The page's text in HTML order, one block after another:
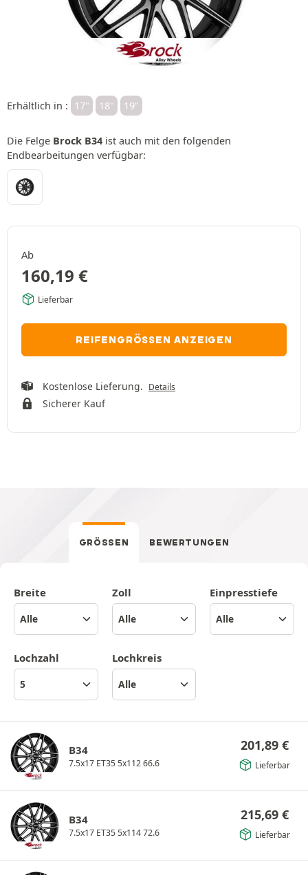
Erhältlich in : 17" 18" 19"
Die Felge Brock B34 ist auch mit den folgenden
Endbearbeitungen verfügbar:
Ab
160,19 €
Lieferbar
REIFENGRÖSSEN ANZEIGEN
Kostenlose Lieferung. Details
Sicherer Kauf
GRÖSSEN BEWERTUNGEN
Breite Zoll Einpresstiefe
Lochzahl Lochkreis
B34
7.5x17 ET35 5x112 66.6
201,89 €
Lieferbar
B34
7.5x17 ET35 5x114 72.6
215,69 €
Lieferbar